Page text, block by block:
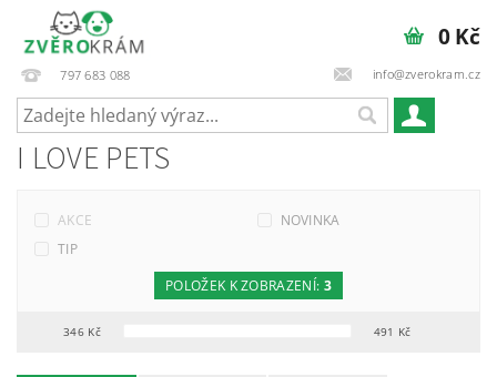
797 683 088 info@zverokram.cz
0 Kč
I LOVE PETS
AKCE
NOVINKA
TIP
346Kč 491 Kč
POLOŽEK K ZOBRAZENÍ: 3